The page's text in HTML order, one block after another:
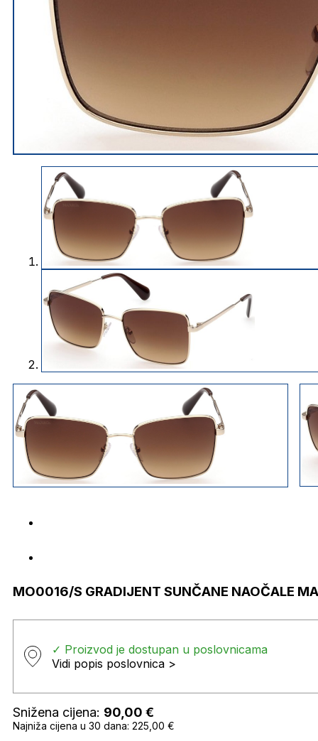
MO0016/S GRADIJENT SUNČANE NAOČALE
✓ Proizvod je dostupan u poslovnicama
Vidi popis poslovnica >
Snižena cijena: 90,00 €
Najniža cijena u 30 dana: 225,00 €